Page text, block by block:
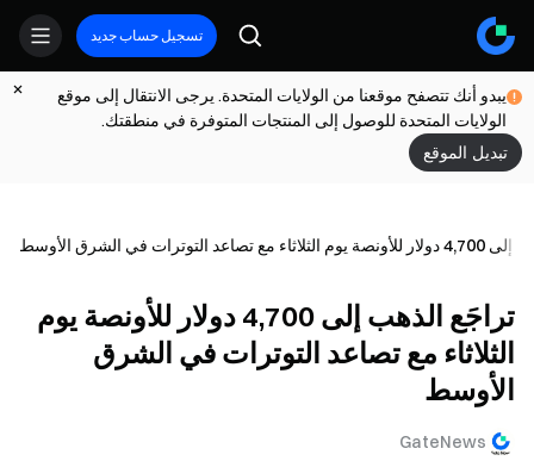
تسجيل حساب جديد
يبدو أنك تتصفح موقعنا من الولايات المتحدة. يرجى الانتقال إلى موقع
الولايات المتحدة للوصول إلى المنتجات المتوفرة في منطقتك.
تبديل الموقع
التوترات في الشرق الأوسط
تراجَع الذهب إلى 4,700 دولار للأونصة يوم
الثلاثاء مع تصاعد التوترات في الشرق
الأوسط
GateNews